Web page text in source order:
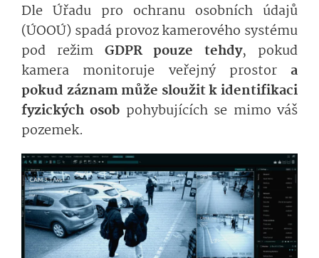
Dle Úřadu pro ochranu osobních údajů
(ÚOOÚ) spadá provoz kamerového systému
pod režim GDPR pouze tehdy, pokud
kamera monitoruje veřejný prostor a
pokud záznam může sloužit k identifikaci
fyzických osob pohybujících se mimo váš
pozemek.